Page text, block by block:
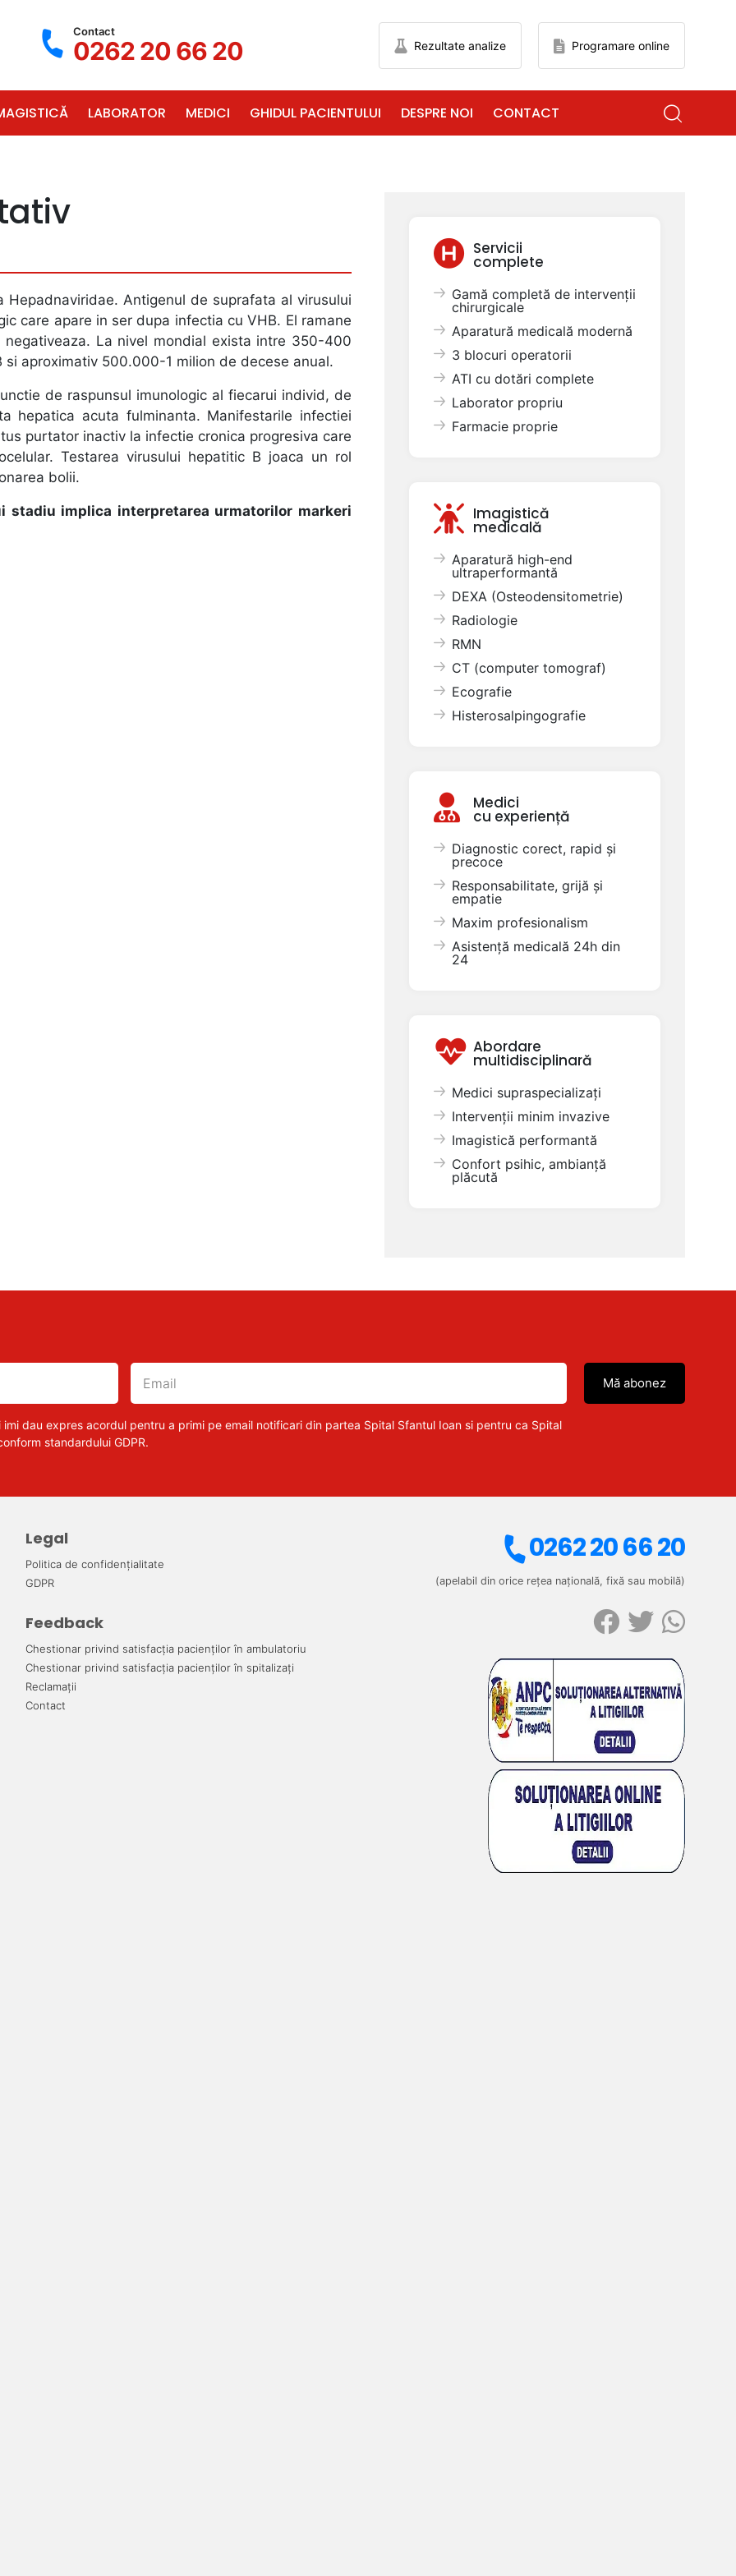
Contact
0262 20 66 20 Rezultate analize Programare online
LABORATOR MEDICI GHIDUL PACIENTULUI DESPRE NOI CONTACT
Antigenul de suprafata al virusului
care apare in ser dupa infectia cu VHB. El ramane
La nivel mondial exista intre 350-400
aproximativ 500.000-1 milion de decese anual.
de raspunsul imunologic al fiecarui individ, de
hepatica acuta fulminanta. Manifestarile infectiei
purtator inactiv la infectie cronica progresiva care
Testarea virusului hepatitic B joaca un rol
bolii.
implica interpretarea urmatorilor markeri
Servicii
complete
Gamă completă de intervenții
chirurgicale
Aparatură medicală modernă
3 blocuri operatorii
ATI cu dotări complete
Laborator propriu
Farmacie proprie
Imagistică
medicală
Aparatură high-end
ultraperformantă
DEXA (Osteodensitometrie)
Radiologie
RMN
CT (computer tomograf)
Ecografie
Histerosalpingografie
Medici
cu experiență
Diagnostic corect, rapid și
precoce
Responsabilitate, grijă și
empatie
Maxim profesionalism
Asistență medicală 24h din
24
Abordare
multidisciplinară
Medici supraspecializați
Intervenții minim invazive
Imagistică performantă
Confort psihic, ambianță
plăcută
dau expres acordul pentru a primi pe email notificari din partea Spital Sfantul Ioan si pentru ca Spital
standardului GDPR.
Legal
Politica de confidențialitate
GDPR
Feedback
Chestionar privind satisfacția pacienților în ambulatoriu
Chestionar privind satisfacția pacienților în spitalizați
Reclamații
Contact
0262 20 66 20
(apelabil din orice rețea națională, fixă sau mobilă)